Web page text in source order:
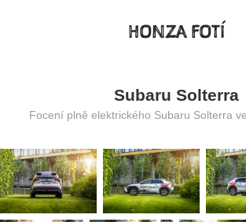
HONZA FOTÍ
Subaru Solterra
Focení plně elektrického Subaru Solterra